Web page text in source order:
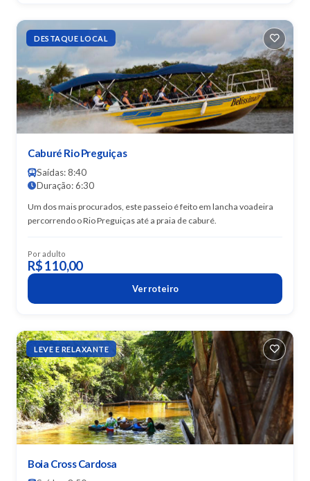
DESTAQUE LOCAL
Caburé Rio Preguiças
Saídas: 8:40
Duração: 6:30
Um dos mais procurados, este passeio é feito em lancha voadeira
percorrendo o Rio Preguiças até a praia de caburé.
Por adulto
R$ 110,00
Ver roteiro
LEVE E RELAXANTE
Boia Cross Cardosa